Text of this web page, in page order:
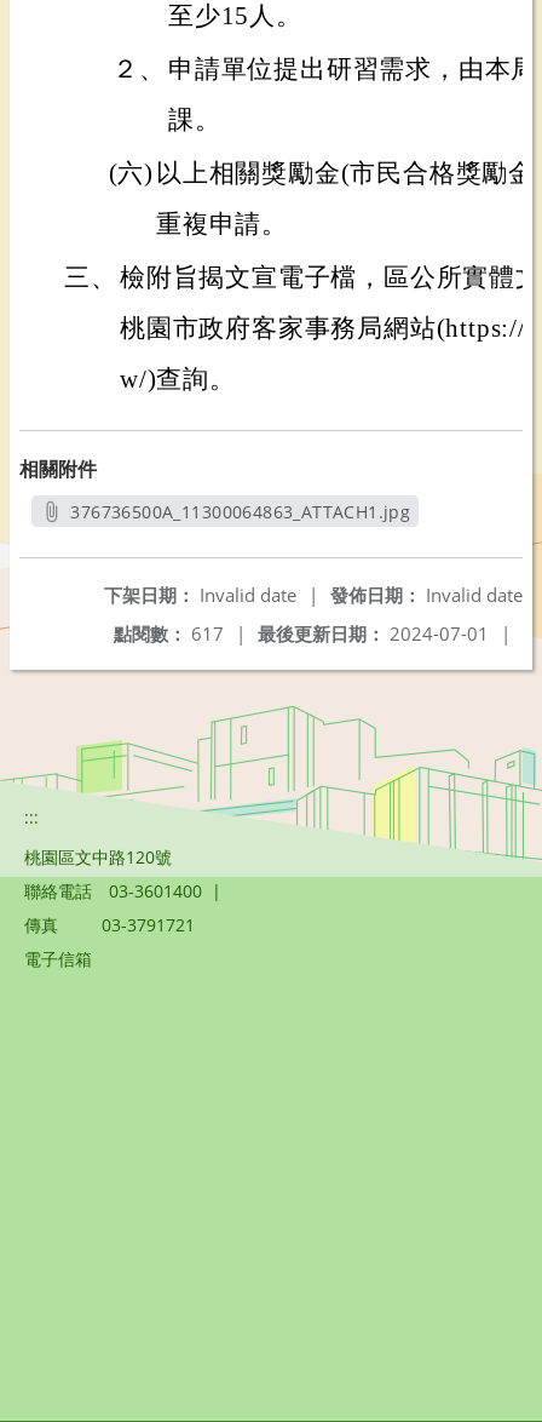
至少15人。
２、
申請單位提出研習需求，由本
課。
(六) 以上相關獎勵金(市民合格獎勵
重複申請。
三、 檢附旨揭文宣電子檔，區公所實體
桃園市政府客家事務局網站(https://
w/)查詢。
相關附件
376736500A_11300064863_ATTACH1.jpg
發佈日期： Invalid date
下架日期： Invalid date
|
最後更新日期： 2024-07-01 |
點閱數： 617 |
:::
桃園區文中路120號
聯絡電話
03-3601400 |
傳真
03-3791721
電子信箱